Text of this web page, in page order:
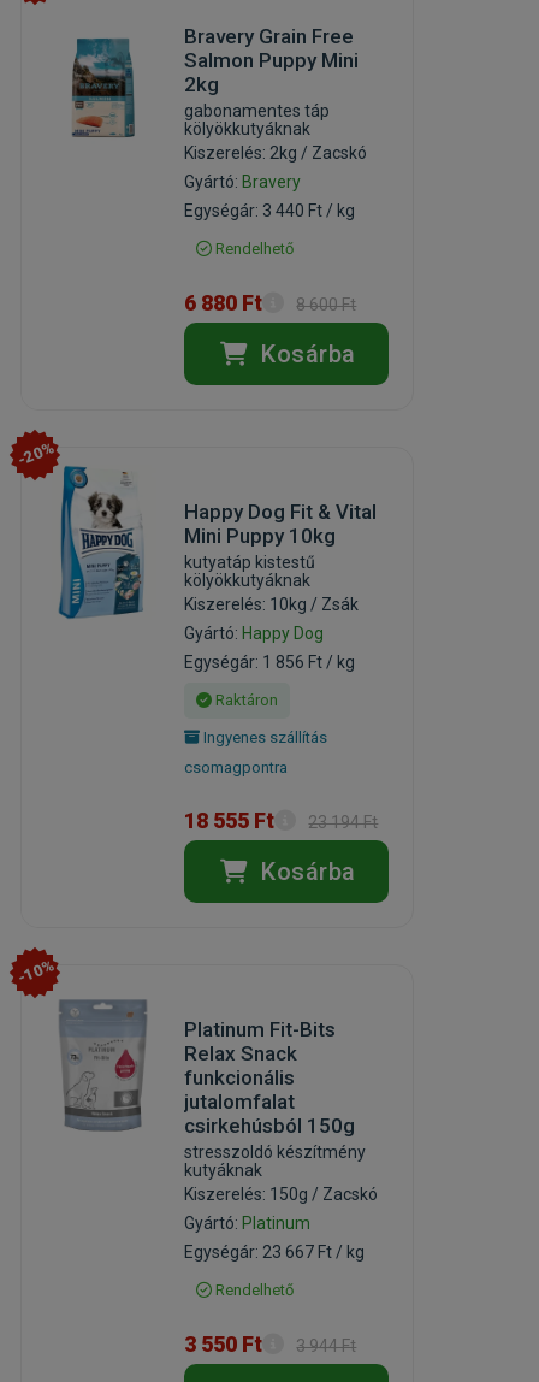
Bravery Grain Free
Salmon Puppy Mini
2kg
gabonamentes táp
kölyökkutyáknak
Kiszerelés: 2kg / Zacskó
Gyártó: Bravery
Egységár: 3 440 Ft / kg
Rendelhető
6 880 Ft 8 600 Ft
Kosárba
-20%
Happy Dog Fit & Vital
Mini Puppy 10kg
kutyatáp kistestű
kölyökkutyáknak
Kiszerelés: 10kg / Zsák
Gyártó: Happy Dog
Egységár: 1 856 Ft / kg
Raktáron
Ingyenes szállítás
csomagpontra
18 555 Ft 23 194 Ft
Kosárba
-10%
Platinum Fit-Bits
Relax Snack
funkcionális
jutalomfalat
csirkehúsból 150g
stresszoldó készítmény
kutyáknak
Kiszerelés: 150g / Zacskó
Gyártó: Platinum
Egységár: 23 667 Ft / kg
Rendelhető
3 550 Ft 3 944 Ft